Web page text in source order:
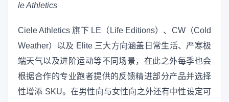
le Athletics
Ciele Athletics 旗下 LE（Life Editions）、CW（Cold
Weather）以及 Elite 三大方向涵盖日常生活、严寒极
端天气以及进阶运动等不同场景，在此之外每季也会
根据合作的专业跑者提供的反馈精进部分产品并选择
性增添 SKU。在男性向与女性向之外还有中性设定可